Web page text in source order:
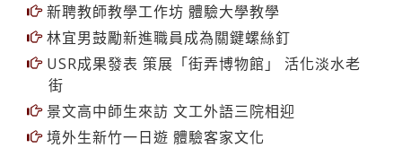
新聘教師教學工作坊 體驗大學教學
林宜男鼓勵新進職員成為關鍵螺絲釘
USR成果發表 策展「街弄博物館」 活化淡水老
街
景文高中師生來訪 文工外語三院相迎
境外生新竹一日遊 體驗客家文化